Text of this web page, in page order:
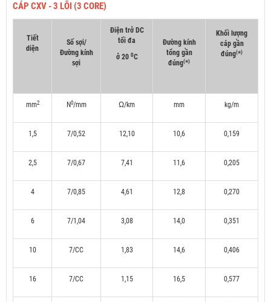
CÁP CXV - 3 LÕI (3 CORE)
Tiết
diện
Số sợi/
Đường kính
sợi
Điện trở DC
tối đa
ở 20 0C
Đường kính
tổng gần
đúng(*)
Khối lượng
cáp gần
đúng(*)
mm2 N0/mm Ω/km mm kg/m
1,5 7/0,52 12,10 10,6 0,159
2,5 7/0,67 7,41 11,6 0,205
4 7/0,85 4,61 12,8 0,270
6 7/1,04 3,08 14,0 0,351
10 7/CC 1,83 14,6 0,406
16 7/CC 1,15 16,5 0,577